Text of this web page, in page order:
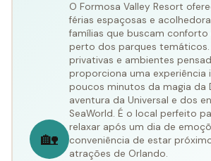
🏡
O Formosa Valley Resort
férias espaçosas e
famílias que buscam conforto
perto dos parques temáticos.
privativas e ambientes
proporciona uma experiência
poucos minutos da magia da
aventura da Universal e dos
SeaWorld. É o local perfeito
relaxar após um dia de
conveniência de estar
atrações de Orlando.